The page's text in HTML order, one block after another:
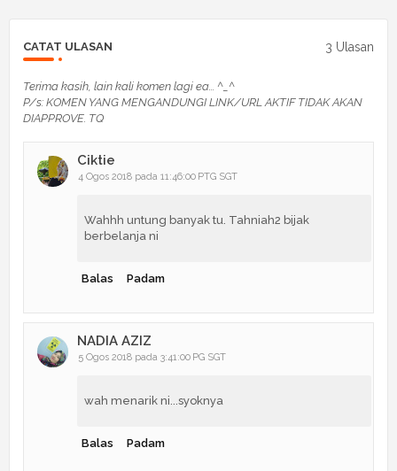
CATAT ULASAN 3 Ulasan
Terima kasih, lain kali komen lagi ea... ^_^
P/s: KOMEN YANG MENGANDUNGI LINK/URL AKTIF TIDAK AKAN
DIAPPROVE. TQ
Ciktie
4 Ogos 2018 pada 11:46:00 PTG SGT
Wahhh untung banyak tu. Tahniah2 bijak
berbelanja ni
Balas Padam
NADIA AZIZ
5 Ogos 2018 pada 3:41:00 PG SGT
wah menarik ni...syoknya
Balas Padam